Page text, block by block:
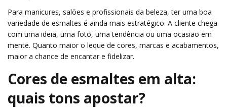
Para manicures, salões e profissionais da beleza, ter uma boa
variedade de esmaltes é ainda mais estratégico. A cliente chega
com uma ideia, uma foto, uma tendência ou uma ocasião em
mente. Quanto maior o leque de cores, marcas e acabamentos,
maior a chance de encantar e fidelizar.
Cores de esmaltes em alta:
quais tons apostar?